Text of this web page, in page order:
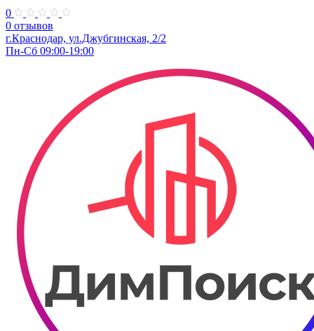
0
0 отзывов
г.Краснодар, ул.Джубгинская, 2/2
Пн-Сб 09:00-19:00